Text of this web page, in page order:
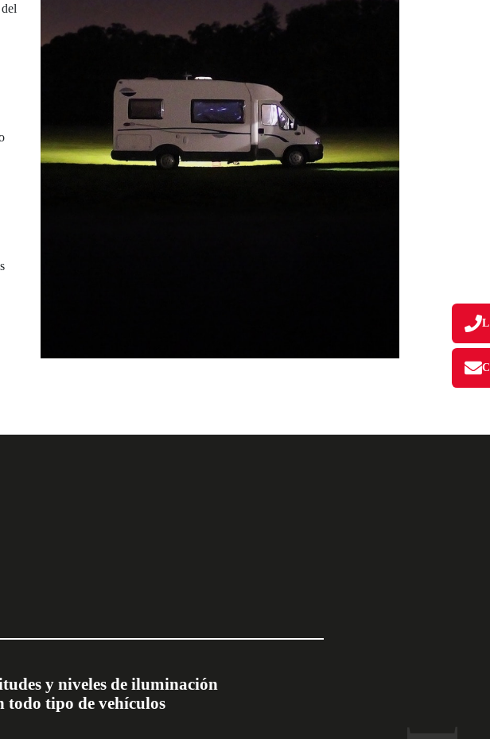
y niveles de iluminación
todo tipo de vehículos